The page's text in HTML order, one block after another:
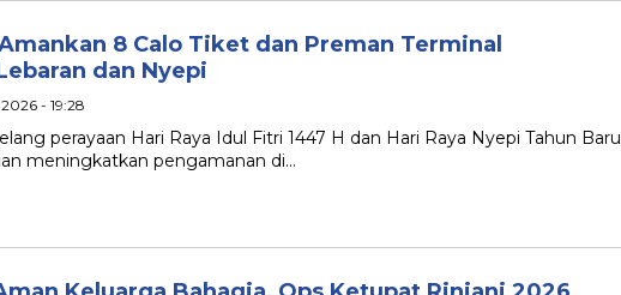
8 Calo Tiket dan Preman Terminal
dan Nyepi
- 19:28
perayaan Hari Raya Idul Fitri 1447 H dan Hari Raya Nyepi Tahun Baru
meningkatkan pengamanan di…